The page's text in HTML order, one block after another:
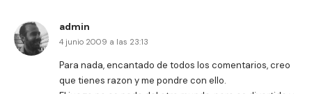
admin
4 junio 2009 a las 23:13
Para nada, encantado de todos los comentarios, creo
que tienes razon y me pondre con ello.